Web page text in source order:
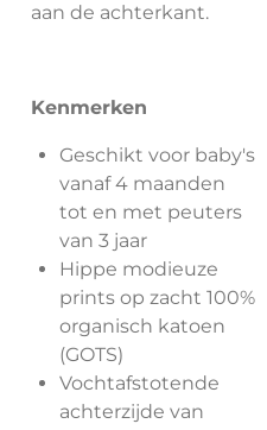
aan de achterkant.
Kenmerken
Geschikt voor baby's
vanaf 4 maanden
tot en met peuters
van 3 jaar
Hippe modieuze
prints op zacht 100%
organisch katoen
(GOTS)
Vochtafstotende
achterzijde van